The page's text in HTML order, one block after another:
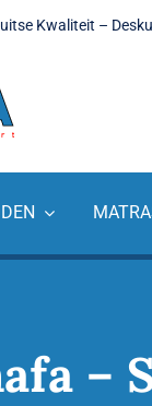
Kwaliteit –
–